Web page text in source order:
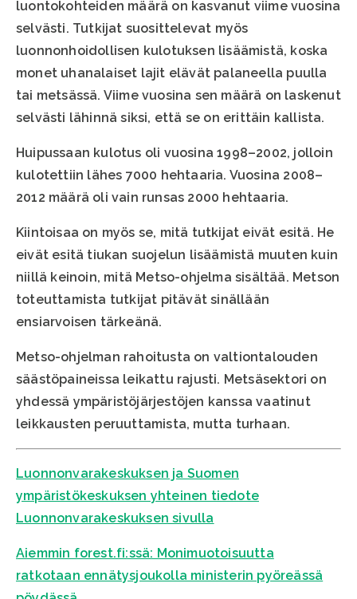
luontokohteiden määrä on kasvanut viime vuosina
selvästi. Tutkijat suosittelevat myös
luonnonhoidollisen kulotuksen lisäämistä, koska
monet uhanalaiset lajit elävät palaneella puulla
tai metsässä. Viime vuosina sen määrä on laskenut
selvästi lähinnä siksi, että se on erittäin kallista.
Huipussaan kulotus oli vuosina 1998–2002, jolloin
kulotettiin lähes 7000 hehtaaria. Vuosina 2008–
2012 määrä oli vain runsas 2000 hehtaaria.
Kiintoisaa on myös se, mitä tutkijat eivät esitä. He
eivät esitä tiukan suojelun lisäämistä muuten kuin
niillä keinoin, mitä Metso-ohjelma sisältää. Metson
toteuttamista tutkijat pitävät sinällään
ensiarvoisen tärkeänä.
Metso-ohjelman rahoitusta on valtiontalouden
säästöpaineissa leikattu rajusti. Metsäsektori on
yhdessä ympäristöjärjestöjen kanssa vaatinut
leikkausten peruuttamista, mutta turhaan.
Luonnonvarakeskuksen ja Suomen
ympäristökeskuksen yhteinen tiedote
Luonnonvarakeskuksen sivulla
Aiemmin forest.fi:ssä: Monimuotoisuutta
ratkotaan ennätysjoukolla ministerin pyöreässä